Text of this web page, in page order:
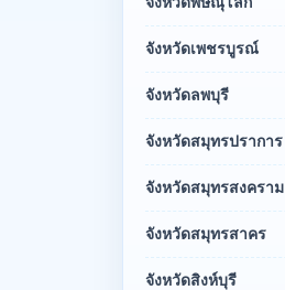
จังหวัดเพชรบูรณ์
จังหวัดลพบุรี
จังหวัดสมุทรปราการ
จังหวัดสมุทรสงคราม
จังหวัดสมุทรสาคร
จังหวัดสิงห์บุรี